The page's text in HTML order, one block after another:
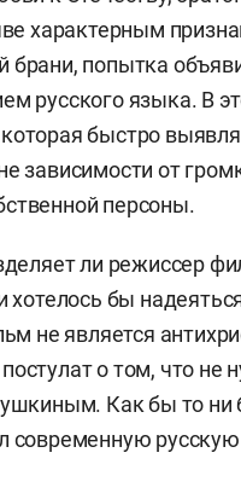
характерным
брани, попытка
русского языка. В
быстро
зависимости от
персоны.
ли режиссер
хотелось бы
не является
о том, что не
Как бы то ни
современную